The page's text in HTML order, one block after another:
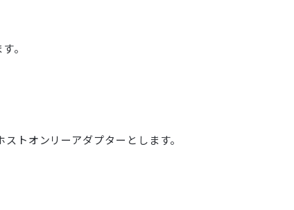
。
トオンリーアダプターとします。